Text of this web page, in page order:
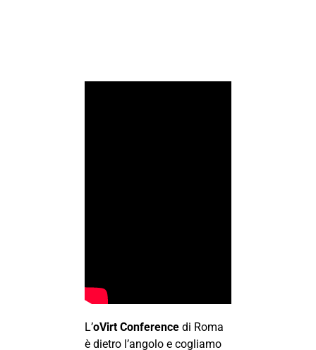
L’oVirt Conference di Roma
è dietro l’angolo e cogliamo